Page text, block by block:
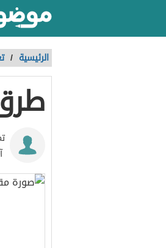
الرئيسية /